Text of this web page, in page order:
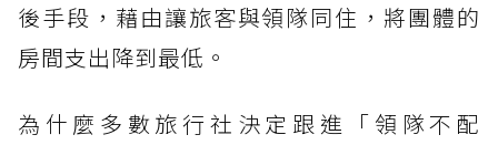
後手段，藉由讓旅客與領隊同住，將團體的
房間支出降到最低。
為什麼多數旅行社決定跟進「領隊不配